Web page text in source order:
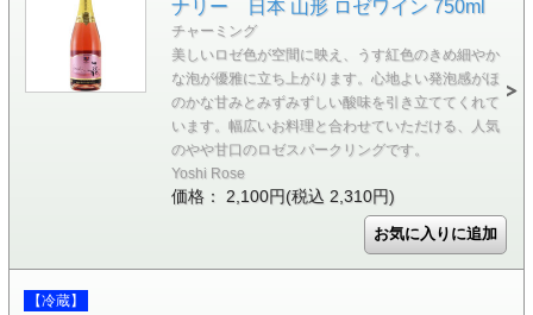
ナリー 日本 山形 ロゼワイン 750ml
チャーミング
美しいロゼ色が空間に映え、うす紅色のきめ細やか
な泡が優雅に立ち上がります。心地よい発泡感がほ
のかな甘みとみずみずしい酸味を引き立ててくれて
います。幅広いお料理と合わせていただける、人気
のやや甘口のロゼスパークリングです。
Yoshi Rose
価格： 2,100円(税込 2,310円)
【冷蔵】